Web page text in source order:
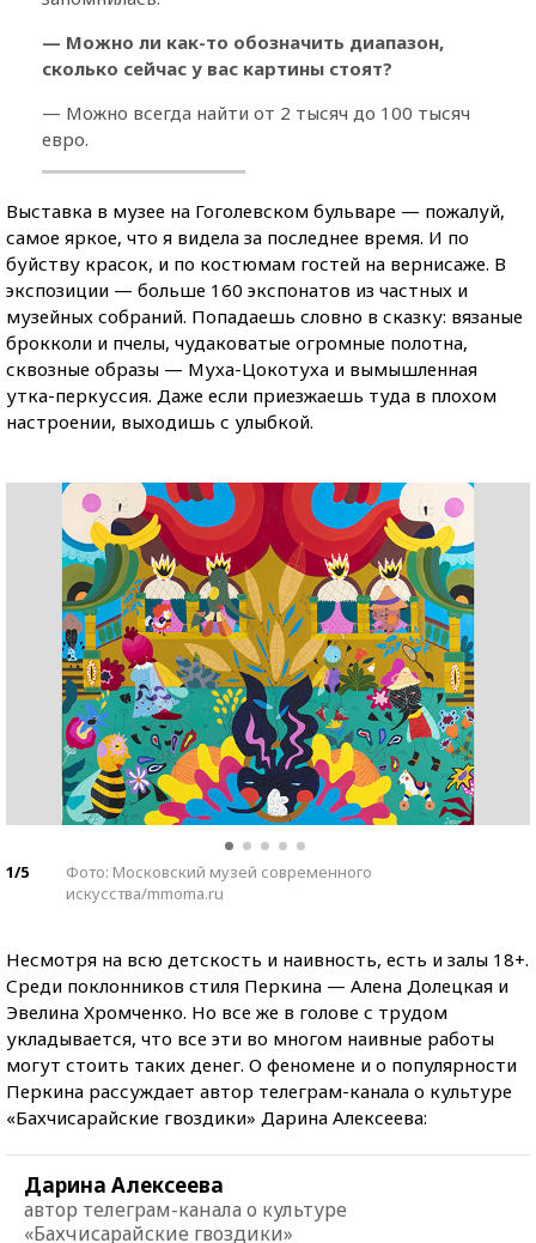
— Можно ли как-то обозначить диапазон,
сколько сейчас у вас картины стоят?
— Можно всегда найти от 2 тысяч до 100 тысяч
евро.
Выставка в музее на Гоголевском бульваре — пожалуй,
самое яркое, что я видела за последнее время. И по
буйству красок, и по костюмам гостей на вернисаже. В
экспозиции — больше 160 экспонатов из частных и
музейных собраний. Попадаешь словно в сказку: вязаные
брокколи и пчелы, чудаковатые огромные полотна,
сквозные образы — Муха-Цокотуха и вымышленная
утка-перкуссия. Даже если приезжаешь туда в плохом
настроении, выходишь с улыбкой.
1/5
Фото: Московский музей современного
искусства/mmoma.ru
Несмотря на всю детскость и наивность, есть и залы 18+.
Среди поклонников стиля Перкина — Алена Долецкая и
Эвелина Хромченко. Но все же в голове с трудом
укладывается, что все эти во многом наивные работы
могут стоить таких денег. О феномене и о популярности
Перкина рассуждает автор телеграм-канала о культуре
«Бахчисарайские гвоздики» Дарина Алексеева:
Дарина Алексеева
автор телеграм-канала о культуре
«Бахчисарайские гвоздики»